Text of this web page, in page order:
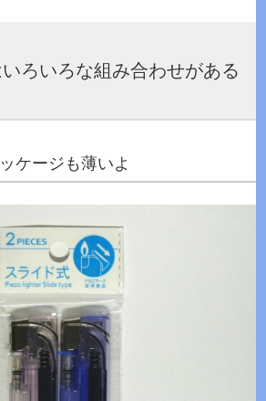
ろいろな組み合わせがある
ケージも薄いよ